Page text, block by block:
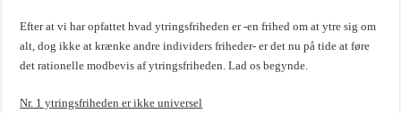
Efter at vi har opfattet hvad ytringsfriheden er -en frihed om at ytre sig om
alt, dog ikke at krænke andre individers friheder- er det nu på tide at føre
det rationelle modbevis af ytringsfriheden. Lad os begynde.
Nr. 1 ytringsfriheden er ikke universel